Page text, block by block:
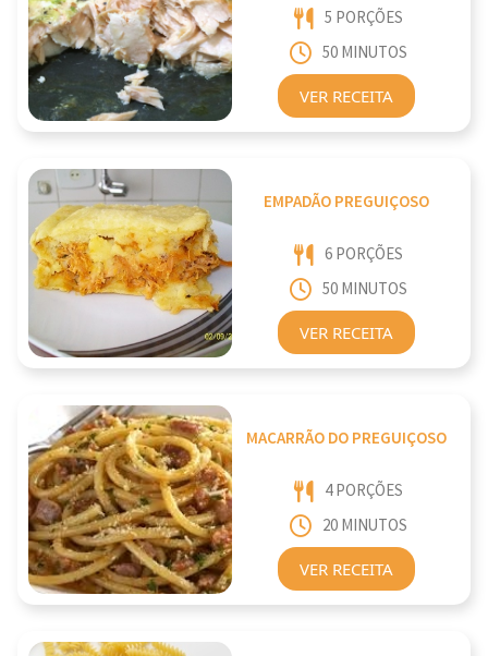
5 PORÇÕES
50 MINUTOS
VER RECEITA
EMPADÃO PREGUIÇOSO
6 PORÇÕES
50 MINUTOS
VER RECEITA
MACARRÃO DO PREGUIÇOSO
4 PORÇÕES
20 MINUTOS
VER RECEITA